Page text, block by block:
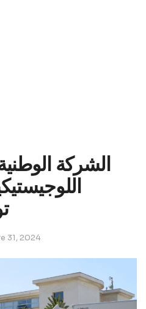
الشركة
31, 2024